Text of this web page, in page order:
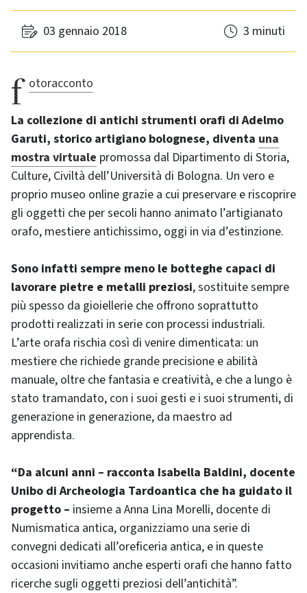
03 gennaio 2018 3 minuti
fotoracconto
La collezione di antichi strumenti orafi di Adelmo
Garuti, storico artigiano bolognese, diventa una
mostra virtuale promossa dal Dipartimento di Storia,
Culture, Civiltà dell’Università di Bologna. Un vero e
proprio museo online grazie a cui preservare e riscoprire
gli oggetti che per secoli hanno animato l’artigianato
orafo, mestiere antichissimo, oggi in via d’estinzione.
Sono infatti sempre meno le botteghe capaci di
lavorare pietre e metalli preziosi, sostituite sempre
più spesso da gioiellerie che offrono soprattutto
prodotti realizzati in serie con processi industriali.
L’arte orafa rischia così di venire dimenticata: un
mestiere che richiede grande precisione e abilità
manuale, oltre che fantasia e creatività, e che a lungo è
stato tramandato, con i suoi gesti e i suoi strumenti, di
generazione in generazione, da maestro ad
apprendista.
“Da alcuni anni – racconta Isabella Baldini, docente
Unibo di Archeologia Tardoantica che ha guidato il
progetto – insieme a Anna Lina Morelli, docente di
Numismatica antica, organizziamo una serie di
convegni dedicati all’oreficeria antica, e in queste
occasioni invitiamo anche esperti orafi che hanno fatto
ricerche sugli oggetti preziosi dell’antichità”.